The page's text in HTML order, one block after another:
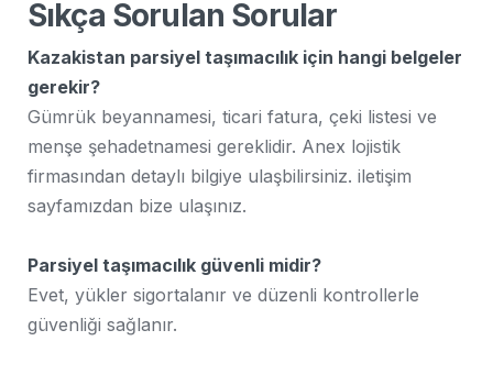
Sıkça Sorulan Sorular
Kazakistan parsiyel taşımacılık için hangi belgeler
gerekir?
Gümrük beyannamesi, ticari fatura, çeki listesi ve
menşe şehadetnamesi gereklidir. Anex lojistik
firmasından detaylı bilgiye ulaşbilirsiniz. iletişim
sayfamızdan bize ulaşınız.
Parsiyel taşımacılık güvenli midir?
Evet, yükler sigortalanır ve düzenli kontrollerle
güvenliği sağlanır.